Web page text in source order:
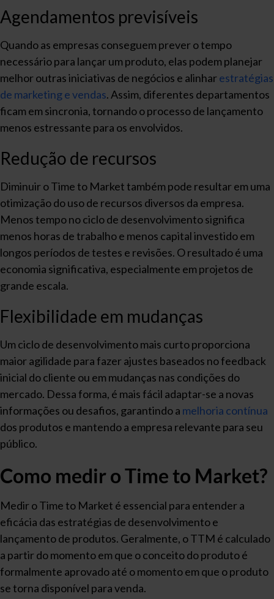
Agendamentos previsíveis
Quando as empresas conseguem prever o tempo
necessário para lançar um produto, elas podem planejar
melhor outras iniciativas de negócios e alinharestratégias
de marketing e vendas. Assim, diferentes departamentos
ficam em sincronia, tornando o processo de lançamento
menos estressante para os envolvidos.
Redução de recursos
Diminuir o Time to Market também pode resultar em uma
otimização do uso de recursos diversos da empresa.
Menos tempo no ciclo de desenvolvimento significa
menos horas de trabalho e menos capital investido em
longos períodos de testes e revisões. O resultado é uma
economia significativa, especialmente em projetos de
grande escala.
Flexibilidade em mudanças
Um ciclo de desenvolvimento mais curto proporciona
maior agilidade para fazer ajustes baseados no feedback
inicial do cliente ou em mudanças nas condições do
mercado. Dessa forma, é mais fácil adaptar-se a novas
informações ou desafios, garantindo a melhoria contínua
dos produtos e mantendo a empresa relevante para seu
público.
Como medir o Time to Market?
Medir o Time to Market é essencial para entender a
eficácia das estratégias de desenvolvimento e
lançamento de produtos. Geralmente, o TTM é calculado
a partir do momento em que o conceito do produto é
formalmente aprovado até o momento em que o produto
se torna disponível para venda.